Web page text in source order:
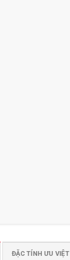
ĐẶC TÍNH ƯU VIỆT